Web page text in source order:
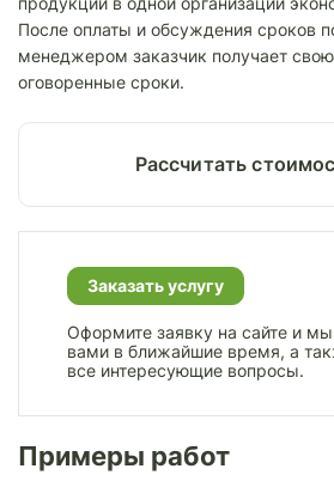
После оплаты и обсуждения сроков
менеджером заказчик получает
оговоренные сроки.
Раcсчитать
Заказать услугу
Оформите заявку на сайте и
вами в ближайшие время, а
все интересующие вопросы.
Примеры работ